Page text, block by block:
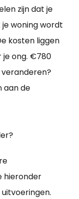
zijn dat je
woning wordt
kosten liggen
je ong. €780
aan de
hieronder